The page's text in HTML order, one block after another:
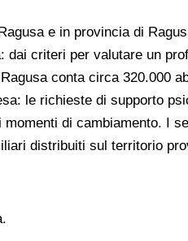
e in provincia di
criteri per valutare un
conta circa 320.000
le richieste di supporto
di cambiamento. I
distribuiti sul territorio